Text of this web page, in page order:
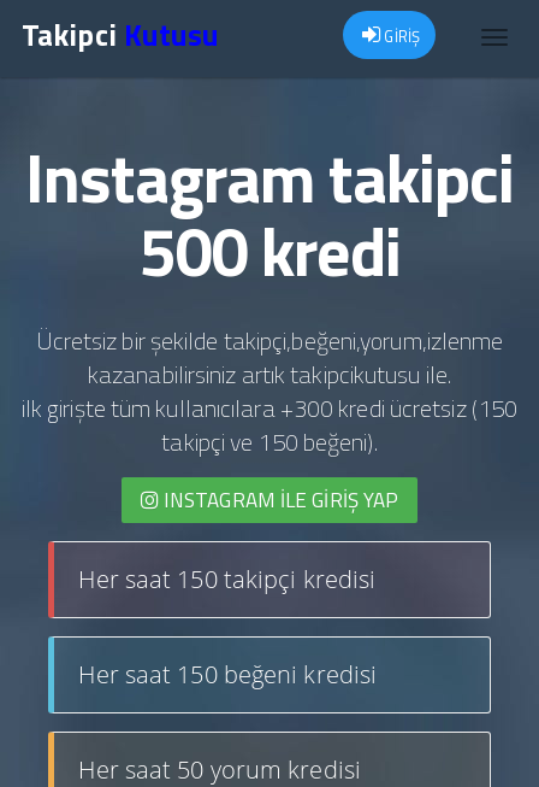
Takipci Kutusu GİRİŞ
Instagram takipci
500 kredi
Ücretsiz bir şekilde takipçi,beğeni,yorum,izlenme
kazanabilirsiniz artık takipcikutusu ile.
ilk girişte tüm kullanıcılara +300 kredi ücretsiz (150
takipçi ve 150 beğeni).
INSTAGRAM İLE GIRIŞ YAP
Her saat 150 takipçi kredisi
Her saat 150 beğeni kredisi
Her saat 50 yorum kredisi